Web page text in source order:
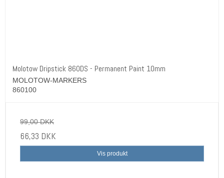
Molotow Dripstick 860DS - Permanent Paint 10mm
MOLOTOW-MARKERS
860100
99,00 DKK
66,33 DKK
Vis produkt